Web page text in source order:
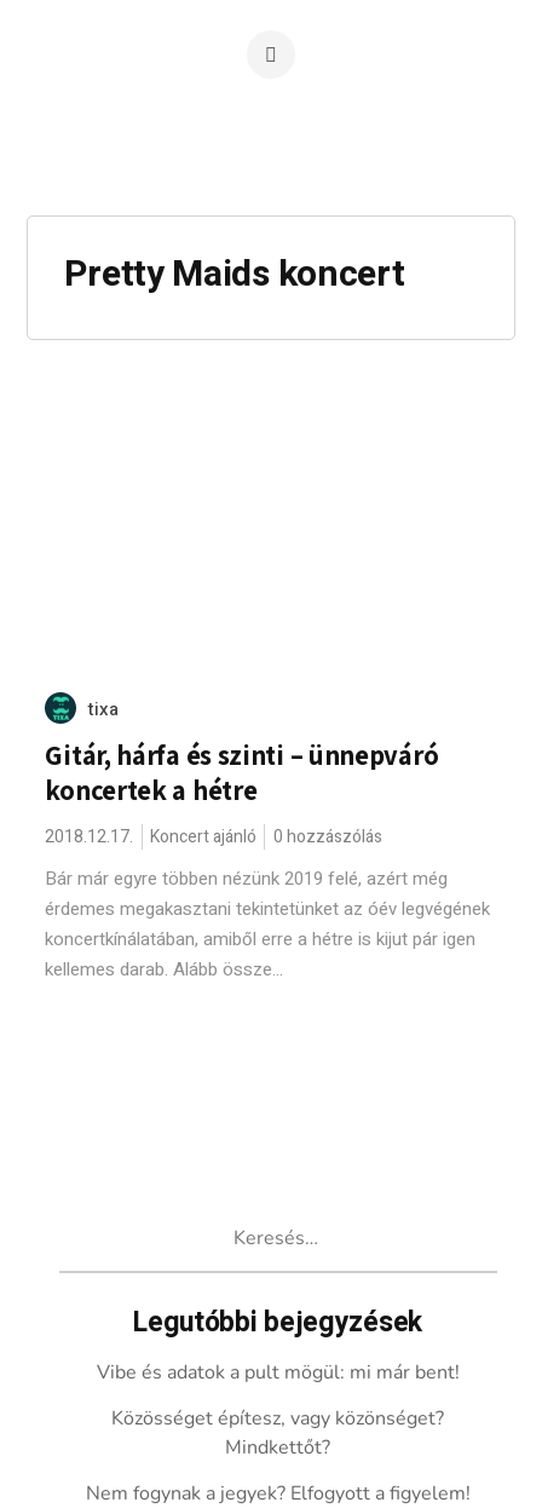
Pretty Maids koncert
tixa
Gitár, hárfa és szinti – ünnepváró
koncertek a hétre
2018.12.17. Koncert ajánló 0 hozzászólás
Bár már egyre többen nézünk 2019 felé, azért még
érdemes megakasztani tekintetünket az óév legvégének
koncertkínálatában, amiből erre a hétre is kijut pár igen
kellemes darab. Alább össze...
Legutóbbi bejegyzések
Vibe és adatok a pult mögül: mi már bent!
Közösséget építesz, vagy közönséget?
Mindkettőt?
Nem fogynak a jegyek? Elfogyott a figyelem!